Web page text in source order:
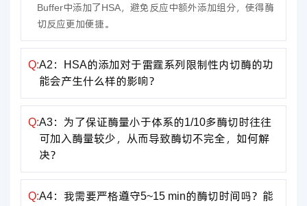
Buffer中添加了HSA，避免反应中额外添加组分，使得酶
切反应更加便捷。
Q:A2：HSA的添加对于雷霆系列限制性内切酶的功
能会产生什么样的影响？
Q:A3：为了保证酶量小于体系的1/10多酶切时往往
可加入酶量较少，从而导致酶切不完全，如何解
决？
Q:A4：我需要严格遵守5~15 min的酶切时间吗？能